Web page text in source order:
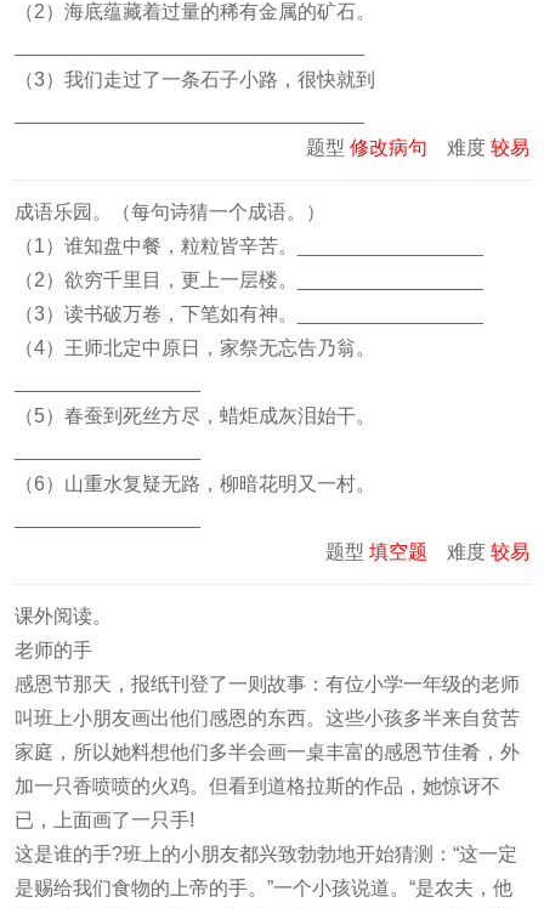
（2）海底蕴藏着过量的稀有金属的矿石。
（3）我们走过了一条石子小路，很快就到
题型 修改病句 难度 较易
成语乐园。（每句诗猜一个成语。）
（1）谁知盘中餐，粒粒皆辛苦。_________________
（2）欲穷千里目，更上一层楼。_________________
（3）读书破万卷，下笔如有神。_________________
（4）王师北定中原日，家祭无忘告乃翁。
（5）春蚕到死丝方尽，蜡炬成灰泪始干。
（6）山重水复疑无路，柳暗花明又一村。
题型 填空题 难度 较易
课外阅读。
老师的手
感恩节那天，报纸刊登了一则故事：有位小学一年级的老师
叫班上小朋友画出他们感恩的东西。这些小孩多半来自贫苦
家庭，所以她料想他们多半会画一桌丰富的感恩节佳肴，外
加一只香喷喷的火鸡。但看到道格拉斯的作品，她惊讶不
已，上面画了一只手!
这是谁的手?班上的小朋友都兴致勃勃地开始猜测：“这一定
是赐给我们食物的上帝的手。”一个小孩说道。“是农夫，他